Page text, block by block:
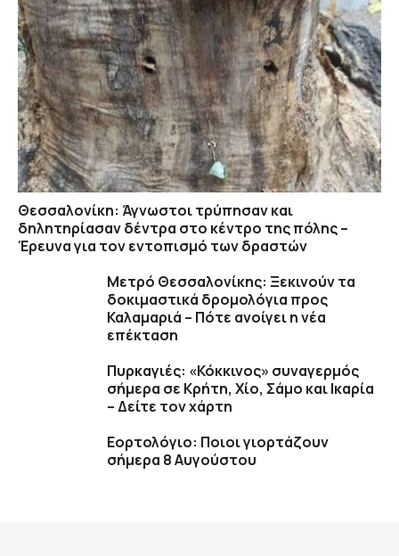
Θεσσαλονίκη: Άγνωστοι τρύπησαν και
δηλητηρίασαν δέντρα στο κέντρο της πόλης –
Έρευνα για τον εντοπισμό των δραστών
Μετρό Θεσσαλονίκης: Ξεκινούν τα
δοκιμαστικά δρομολόγια προς
Καλαμαριά – Πότε ανοίγει η νέα
επέκταση
Πυρκαγιές: «Κόκκινος» συναγερμός
σήμερα σε Κρήτη, Χίο, Σάμο και Ικαρία
– Δείτε τον χάρτη
Εορτολόγιο: Ποιοι γιορτάζουν
σήμερα 8 Αυγούστου